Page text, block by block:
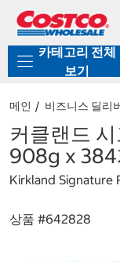
로
기
가
카테고리 전체
보기
메인 비즈니스 딜리
커클랜드
908g x
Kirkland Signature
상품 #642828